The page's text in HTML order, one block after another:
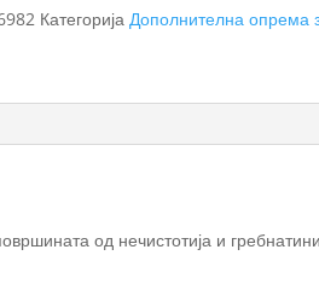
Категорија Дополнителна опрема
од нечистотија и